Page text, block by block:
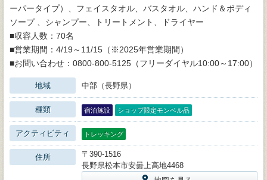
ーパータイプ）、フェイスタオル、バスタオル、ハンド＆ボディ
ソープ 、シャンプー、トリートメント、ドライヤー
■収容人数：70名
■営業期間：4/19～11/15（※2025年営業期間）
■お問い合わせ：0800-800-5125（フリーダイヤル10:00～17:00）
地域 中部（長野県）
種類 宿泊施設 ショップ限定モンベル品
アクティビティ トレッキング
住所
〒390-1516
長野県松本市安曇上高地4468